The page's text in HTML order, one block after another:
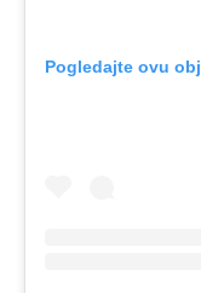
Pogledajte ovu